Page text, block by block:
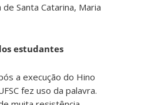
Santa Catarina, Maria
estudantes
a execução do Hino
fez uso da palavra.